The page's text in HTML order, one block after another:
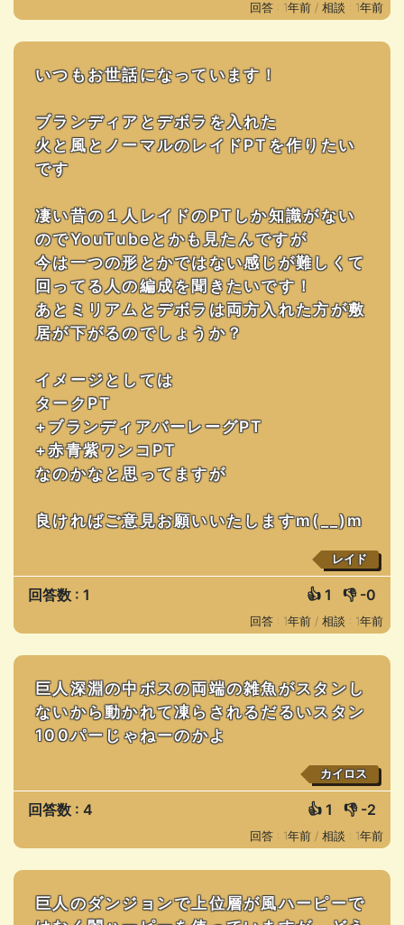
回答 : 1年前 / 相談 : 1年前
いつもお世話になっています！
ブランディアとデボラを入れた
火と風とノーマルのレイドPTを作りたい
です
凄い昔の１人レイドのPTしか知識がない
のでYouTubeとかも見たんですが
今は一つの形とかではない感じが難しくて
回ってる人の編成を聞きたいです！
あとミリアムとデボラは両方入れた方が敷
居が下がるのでしょうか？
イメージとしては
タークPT
+ブランディアバーレーグPT
+赤青紫ワンコPT
なのかなと思ってますが
良ければご意見お願いいたしますm(__)m
レイド
回答数 : 1 👍 1 👎 -0
回答 : 1年前 / 相談 : 1年前
巨人深淵の中ボスの両端の雑魚がスタンし
ないから動かれて凍らされるだるいスタン
100パーじゃねーのかよ
カイロス
回答数 : 4 👍 1 👎 -2
回答 : 1年前 / 相談 : 1年前
巨人のダンジョンで上位層が風ハーピーで